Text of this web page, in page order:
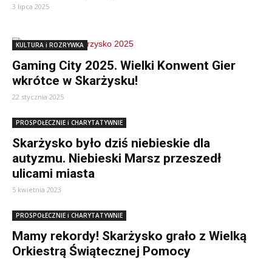
3 lipca 2025
KULTURA i ROZRYWKA
Gaming City 2025. Wielki Konwent Gier
wkrótce w Skarżysku!
22 stycznia 2025
PROSPOŁECZNIE i CHARYTATYWNIE
Skarżysko było dziś niebieskie dla
autyzmu. Niebieski Marsz przeszedł
ulicami miasta
5 kwietnia 2023
PROSPOŁECZNIE i CHARYTATYWNIE
Mamy rekordy! Skarżysko grało z Wielką
Orkiestrą Świątecznej Pomocy